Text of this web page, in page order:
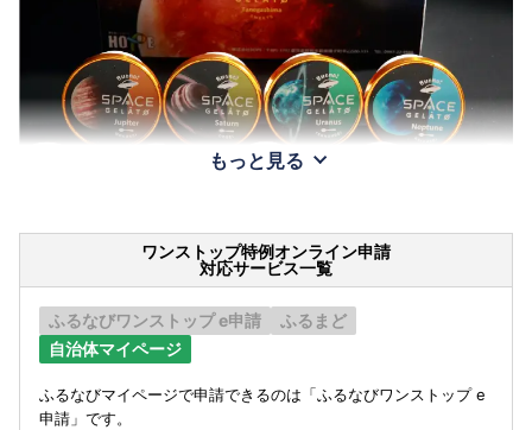
もっと見る
ワンストップ特例オンライン申請
対応サービス一覧
ふるなびワンストップ e申請
ふるまど
自治体マイページ
ふるなびマイページで申請できるのは「ふるなびワンストップ e
申請」です。